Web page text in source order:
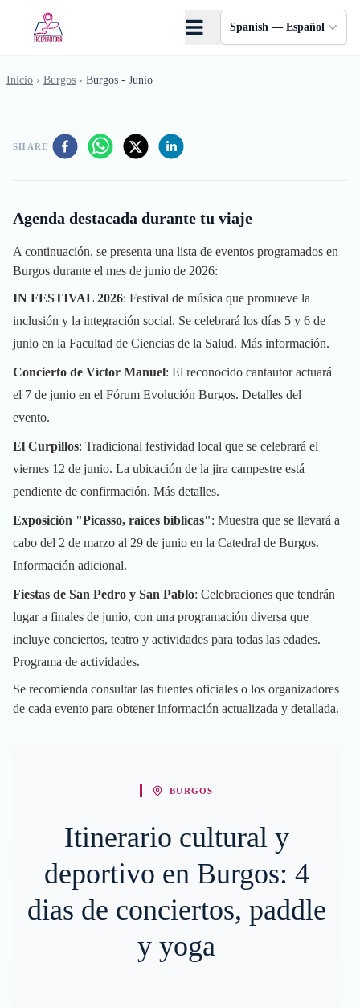
Spanish — Español
Inicio › Burgos › Burgos - Junio
SHARE
Agenda destacada durante tu viaje
A continuación, se presenta una lista de eventos programados en
Burgos durante el mes de junio de 2026:
IN FESTIVAL 2026: Festival de música que promueve la
inclusión y la integración social. Se celebrará los días 5 y 6 de
junio en la Facultad de Ciencias de la Salud. Más información.
Concierto de Víctor Manuel: El reconocido cantautor actuará
el 7 de junio en el Fórum Evolución Burgos. Detalles del
evento.
El Curpillos: Tradicional festividad local que se celebrará el
viernes 12 de junio. La ubicación de la jira campestre está
pendiente de confirmación. Más detalles.
Exposición "Picasso, raíces bíblicas": Muestra que se llevará a
cabo del 2 de marzo al 29 de junio en la Catedral de Burgos.
Información adicional.
Fiestas de San Pedro y San Pablo: Celebraciones que tendrán
lugar a finales de junio, con una programación diversa que
incluye conciertos, teatro y actividades para todas las edades.
Programa de actividades.
Se recomienda consultar las fuentes oficiales o los organizadores
de cada evento para obtener información actualizada y detallada.
BURGOS
Itinerario cultural y
deportivo en Burgos: 4
dias de conciertos, paddle
y yoga